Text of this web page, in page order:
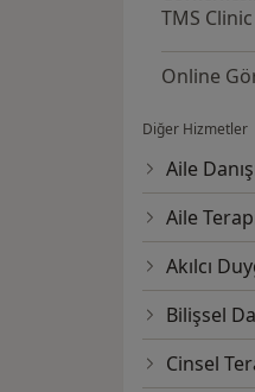
TMS
Online
Diğer Hizmetler
Aile
Aile
Akılcı
Bilişsel
Cinsel